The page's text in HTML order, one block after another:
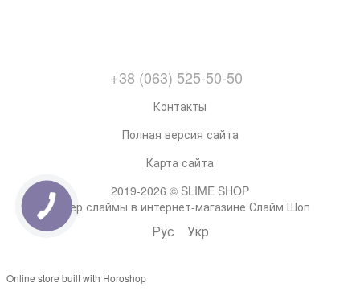
+38 (063) 525-50-50
Контакты
Полная версия сайта
Карта сайта
2019-2026 © SLIME SHOP
Супер слаймы в интернет-магазине Слайм Шоп
Рус Укр
Online store built with Horoshop